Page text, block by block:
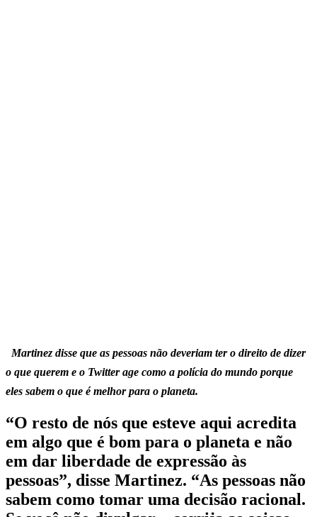
Martinez disse que as pessoas não deveriam ter o direito de dizer
o que querem e o Twitter age como a polícia do mundo porque
eles sabem o que é melhor para o planeta.
“O resto de nós que esteve aqui acredita
em algo que é bom para o planeta e não
em dar liberdade de expressão às
pessoas”, disse Martinez. “As pessoas não
sabem como tomar uma decisão racional.